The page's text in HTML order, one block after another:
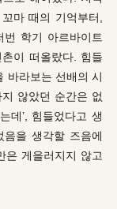
마 때의 기억부터,
학기 아르바이트
이 떠올랐다. 힘들
바라보는 선배의 시
않았던 순간은 없
데’, 힘들었다고 생
을 생각할 즈음에
은 게을러지지 않고